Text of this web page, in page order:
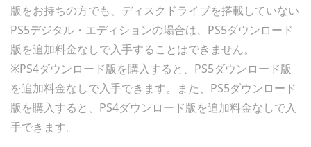
版をお持ちの方でも、ディスクドライブを搭載していない
PS5デジタル・エディションの場合は、PS5ダウンロード
版を追加料金なしで入手することはできません。
※PS4ダウンロード版を購入すると、PS5ダウンロード版
を追加料金なしで入手できます。また、PS5ダウンロード
版を購入すると、PS4ダウンロード版を追加料金なしで入
手できます。